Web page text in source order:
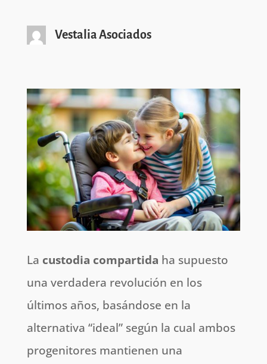
Vestalia Asociados
La custodia compartida ha supuesto
una verdadera revolución en los
últimos años, basándose en la
alternativa “ideal” según la cual ambos
progenitores mantienen una